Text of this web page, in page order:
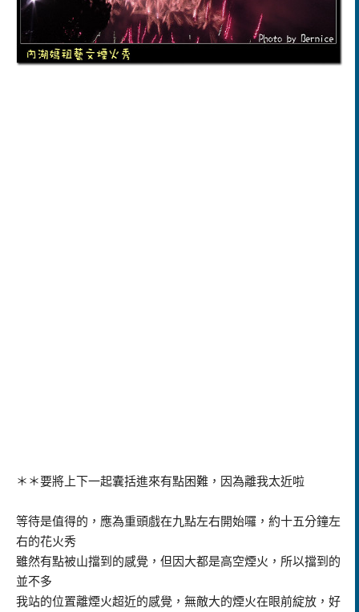
＊＊要將上下一起囊括進來有點困難，因為離我太近啦
等待是值得的，應為重頭戲在九點左右開始囉，約十五分鐘左
右的花火秀
雖然有點被山擋到的感覺，但因大都是高空煙火，所以擋到的
並不多
我站的位置離煙火超近的感覺，無敵大的煙火在眼前綻放，好